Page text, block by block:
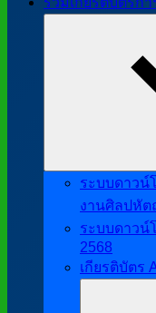
ระบบดาวน์
งานศิลปหัต
ระบบดาวน์
2568
เกียรติบัตร